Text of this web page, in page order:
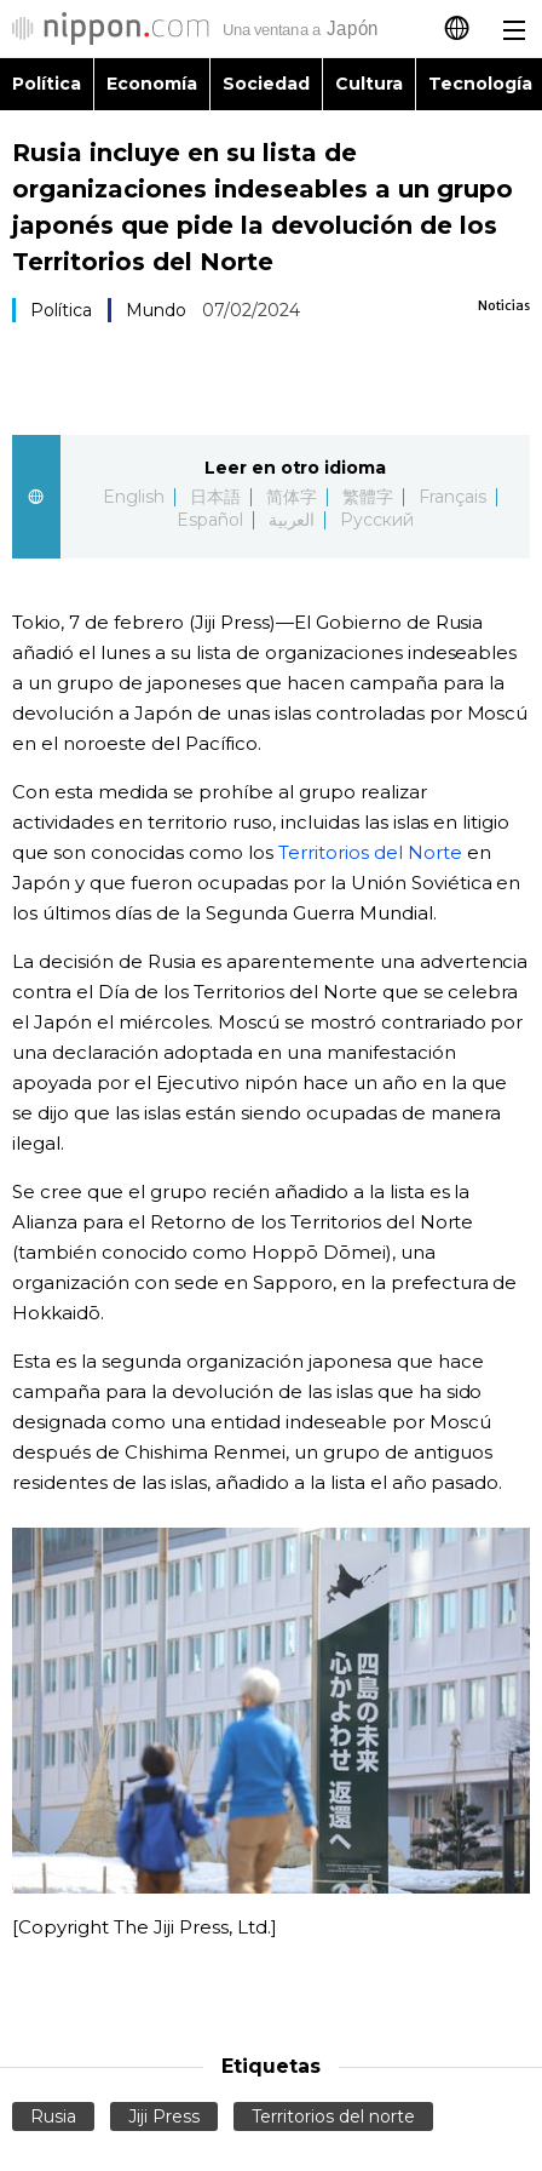
日本語
简体字
Русский
Política
Economía
Cultura
Tecnología
Guía de Japón
Vídeos e imágenes
En profundidad
Más
Noticias
Datos de Japón
Fragmentos de Japón
Gente
Blog
official SNS
Política Economía Sociedad Cultura Tecnología
Rusia incluye en su lista de
organizaciones indeseables a un grupo
japonés que pide la devolución de los
Territorios del Norte
Noticias
Política Mundo 07/02/2024
Leer en otro idioma
English
日本語 简体字 繁體字
Français
Español
العربية Русский
Tokio, 7 de febrero (Jiji Press)—El Gobierno de Rusia
añadió el lunes a su lista de organizaciones indeseables
a un grupo de japoneses que hacen campaña para la
devolución a Japón de unas islas controladas por Moscú
en el noroeste del Pacífico.
Con esta medida se prohíbe al grupo realizar
actividades en territorio ruso, incluidas las islas en litigio
que son conocidas como los Territorios del Norte en
Japón y que fueron ocupadas por la Unión Soviética en
los últimos días de la Segunda Guerra Mundial.
La decisión de Rusia es aparentemente una advertencia
contra el Día de los Territorios del Norte que se celebra
el Japón el miércoles. Moscú se mostró contrariado por
una declaración adoptada en una manifestación
apoyada por el Ejecutivo nipón hace un año en la que
se dijo que las islas están siendo ocupadas de manera
ilegal.
Se cree que el grupo recién añadido a la lista es la
Alianza para el Retorno de los Territorios del Norte
(también conocido como Hoppō Dōmei), una
organización con sede en Sapporo, en la prefectura de
Hokkaidō.
Esta es la segunda organización japonesa que hace
campaña para la devolución de las islas que ha sido
designada como una entidad indeseable por Moscú
después de Chishima Renmei, un grupo de antiguos
residentes de las islas, añadido a la lista el año pasado.
[Copyright The Jiji Press, Ltd.]
Etiquetas
Rusia Jiji Press Territorios del norte